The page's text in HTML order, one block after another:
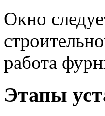
Окно
работа
Этапы